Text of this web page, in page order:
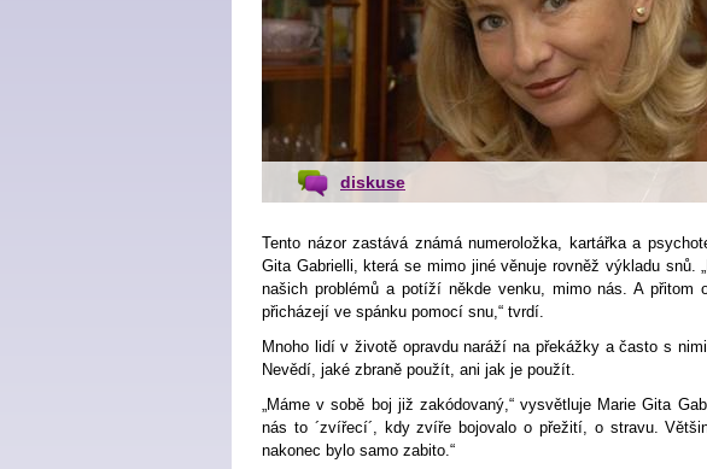
diskuse
Tento názor zastává známá numeroložka, kartářka a
Gita Gabrielli, která se mimo jiné věnuje rovněž výkladu snů.
našich problémů a potíží někde venku, mimo nás. A přitom
přicházejí ve spánku pomocí snu,“ tvrdí.
Mnoho lidí v životě opravdu naráží na překážky a často s
Nevědí, jaké zbraně použít, ani jak je použít.
„Máme v sobě boj již zakódovaný,“ vysvětluje Marie Gita
nás to ´zvířecí´, kdy zvíře bojovalo o přežití, o stravu.
nakonec bylo samo zabito.“